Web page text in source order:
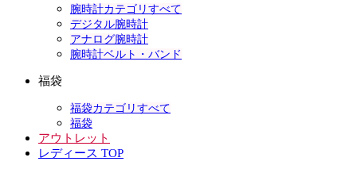
腕時計カテゴリすべて
デジタル腕時計
アナログ腕時計
腕時計ベルト・バンド
福袋
福袋カテゴリすべて
福袋
アウトレット
レディース TOP